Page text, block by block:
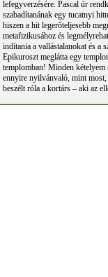
lefegyverzésére. Pascal úr
szabadítanának egy tucatnyi
hiszen a hit legerőteljesebb
metafizikusához és
indítania a vallástalanokat és a
Epikuroszt meglátta egy
templomban! Minden kételyem
ennyire nyilvánvaló, mint
beszélt róla a kortárs – aki az